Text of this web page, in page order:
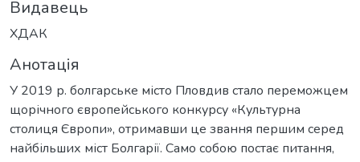
Видавець
ХДАК
Анотація
У 2019 р. болгарське місто Пловдив стало переможцем
щорічного європейського конкурсу «Культурна
столиця Європи», отримавши це звання першим серед
найбільших міст Болгарії. Само собою постає питання,